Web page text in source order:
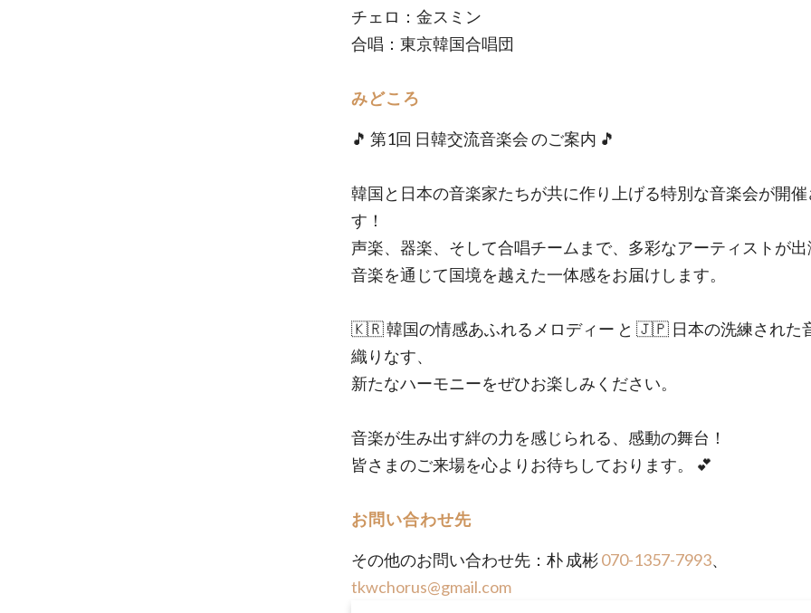
チェロ：金スミン
合唱：東京韓国合唱団
みどころ
🎵 第1回 日韓交流音楽会 のご案内 🎵
韓国と日本の音楽家たちが共に作り上げる特別な音楽会が開
す！
声楽、器楽、そして合唱チームまで、多彩なアーティストが
音楽を通じて国境を越えた一体感をお届けします。
🇰🇷 韓国の情感あふれるメロディー と 🇯🇵 日本の洗練された
織りなす、
新たなハーモニーをぜひお楽しみください。
音楽が生み出す絆の力を感じられる、感動の舞台！
皆さまのご来場を心よりお待ちしております。 💕
お問い合わせ先
その他のお問い合わせ先：朴 成彬070-1357-7993、
tkwchorus@gmail.com